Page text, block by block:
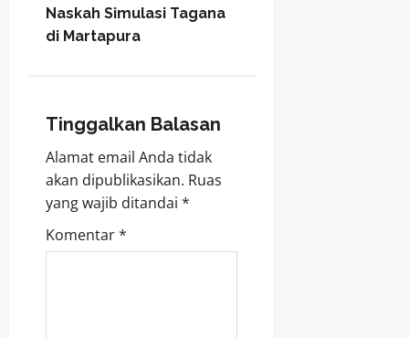
t
v
i
g
a
Naskah Simulasi Tagana
di Martapura
Tinggalkan Balasan
Alamat email Anda tidak
akan dipublikasikan. Ruas
yang wajib ditandai *
Komentar*